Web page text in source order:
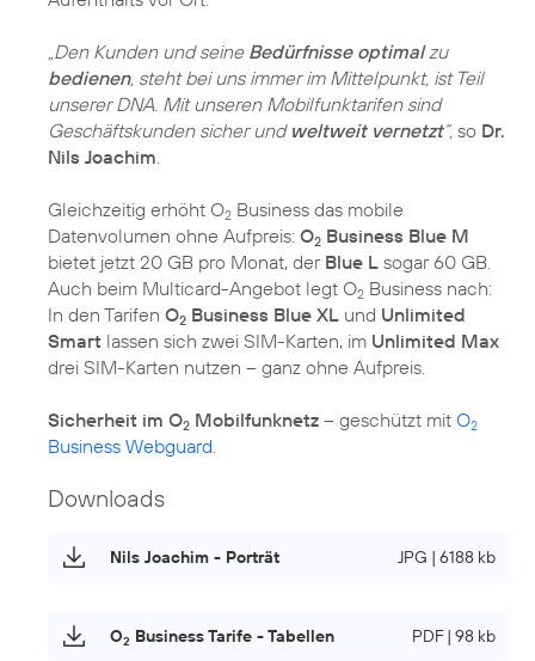
„Den Kunden und seine Bedürfnisse optimalzu
bedienen, steht bei uns immer im Mittelpunkt, ist Teil
unserer DNA. Mit unseren Mobilfunktarifen sind
Geschäftskunden sicher und weltweit vernetzt“, so Dr.
Nils Joachim
Gleichzeitig erhöht O2 Business das mobile
Datenvolumen ohne Aufpreis: O2 Business Blue M
bietet jetzt 20 GB pro Monat, der Blue L sogar 60 GB.
Auch beim Multicard-Angebot legt O2 Business nach:
In den Tarifen O2 Business Blue XL und Unlimited
Smart lassen sich zwei SIM-Karten, im Unlimited Max
drei SIM-Karten nutzen – ganz ohne Aufpreis.
Sicherheit im O2 Mobilfunknetz – geschützt mit O2
Business Webguard
Downloads
Nils Joachim - Porträt JPG | 6188 kb
O2 Business Tarife - Tabellen PDF | 98 kb